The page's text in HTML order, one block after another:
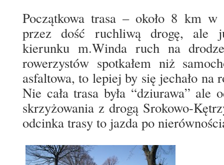
Początkowa trasa – około 8 km w
przez dość ruchliwą drogę, ale
kierunku m.Winda ruch na
rowerzystów spotkałem niż
asfaltowa, to lepiej by się jechało na
Nie cała trasa była “dziurawa”
skrzyżowania z drogą Srokowo-
odcinka trasy to jazda po